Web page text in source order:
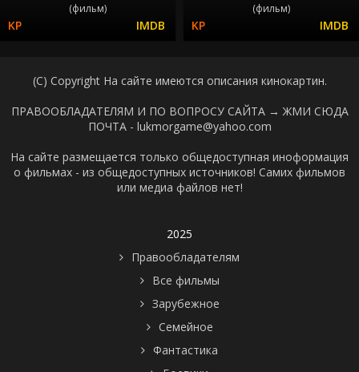
(фильм) (фильм)
(C) Copyright На сайте имеются описания кинокартин.
ПРАВООБЛАДАТЕЛЯМ И ПО ВОПРОСУ САЙТА → ЖМИ СЮДА
ПОЧТА - lukmorgame@yahoo.com
На сайте размещается только общедоступная иноформация
о фильмах - из общедоступных источников! Самих фильмов
или медиа файлов нет!
2025
Правообладателям
Все фильмы
Зарубежное
Семейное
Фантастика